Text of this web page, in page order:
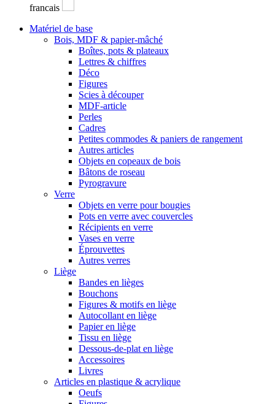
francais
Matériel de base
Bois, MDF & papier-mâché
Boîtes, pots & plateaux
Lettres & chiffres
Déco
Figures
Scies à découper
MDF-article
Perles
Cadres
Petites commodes & paniers de rangement
Autres articles
Objets en copeaux de bois
Bâtons de roseau
Pyrogravure
Verre
Objets en verre pour bougies
Pots en verre avec couvercles
Récipients en verre
Vases en verre
Éprouvettes
Autres verres
Liège
Bandes en lièges
Bouchons
Figures & motifs en liège
Autocollant en liège
Papier en liège
Tissu en liège
Dessous-de-plat en liège
Accessoires
Livres
Articles en plastique & acrylique
Oeufs